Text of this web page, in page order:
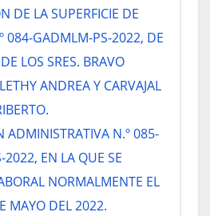
DE LA SUPERFICIE DE
084-GADMLM-PS-2022, DE
LOS SRES. BRAVO
ANDREA Y CARVAJAL
ADMINISTRATIVA N.º 085-
EN LA QUE SE
NORMALMENTE EL
MAYO DEL 2022.